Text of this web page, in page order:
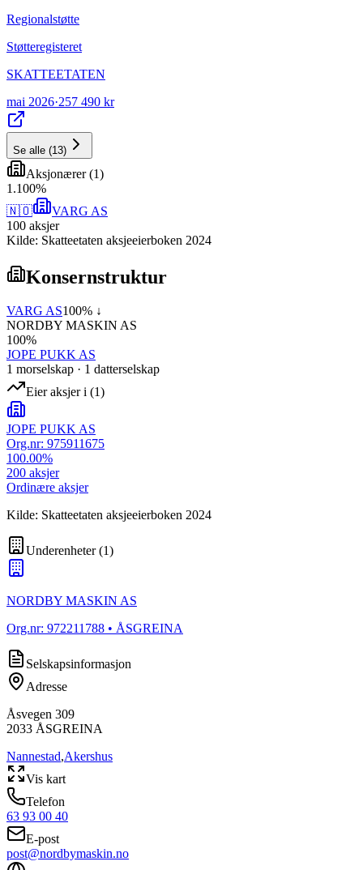
Regionalstøtte
Støtteregisteret
SKATTEETATEN
mai 2026·257 490 kr
Se alle (13)
Aksjonærer(1)
1 .100%
🇳🇴
VARG AS
100 aksjer
Kilde: Skatteetaten aksjeeierboken 2024
Konsernstruktur
VARG AS100% ↓
NORDBY MASKIN AS
100%
JOPE PUKK AS
1 morselskap · 1 datterselskap
Eier aksjer i (1)
JOPE PUKK AS
Org.nr: 975911675
100.00%
200 aksjer
Ordinære aksjer
Kilde: Skatteetaten aksjeeierboken 2024
Underenheter(1)
NORDBY MASKIN AS
Org.nr: 972211788 • ÅSGREINA
Selskapsinformasjon
Adresse
Åsvegen 309
2033 ÅSGREINA
Nannestad,Akershus
Vis kart
Telefon
63 93 00 40
E-post
post@nordbymaskin.no